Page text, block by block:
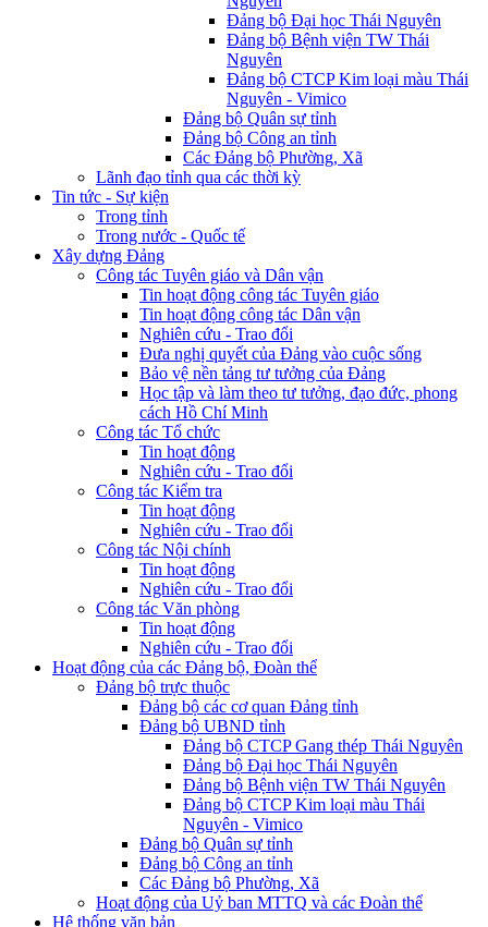
Đảng bộ Đại học Thái Nguyên
Đảng bộ Bệnh viện TW Thái
Nguyên
Đảng bộ CTCP Kim loại màu Thái
Nguyên - Vimico
Đảng bộ Quân sự tỉnh
Đảng bộ Công an tỉnh
Các Đảng bộ Phường, Xã
Lãnh đạo tỉnh qua các thời kỳ
Tin tức - Sự kiện
Trong tỉnh
Trong nước - Quốc tế
Xây dựng Đảng
Công tác Tuyên giáo và Dân vận
Tin hoạt động công tác Tuyên giáo
Tin hoạt động công tác Dân vận
Nghiên cứu - Trao đổi
Đưa nghị quyết của Đảng vào cuộc sống
Bảo vệ nền tảng tư tưởng của Đảng
Học tập và làm theo tư tưởng, đạo đức, phong
cách Hồ Chí Minh
Công tác Tổ chức
Tin hoạt động
Nghiên cứu - Trao đổi
Công tác Kiểm tra
Tin hoạt động
Nghiên cứu - Trao đổi
Công tác Nội chính
Tin hoạt động
Nghiên cứu - Trao đổi
Công tác Văn phòng
Tin hoạt động
Nghiên cứu - Trao đổi
Hoạt động của các Đảng bộ, Đoàn thể
Đảng bộ trực thuộc
Đảng bộ các cơ quan Đảng tỉnh
Đảng bộ UBND tỉnh
Đảng bộ CTCP Gang thép Thái Nguyên
Đảng bộ Đại học Thái Nguyên
Đảng bộ Bệnh viện TW Thái Nguyên
Đảng bộ CTCP Kim loại màu Thái
Nguyên - Vimico
Đảng bộ Quân sự tỉnh
Đảng bộ Công an tỉnh
Các Đảng bộ Phường, Xã
Hoạt động của Uỷ ban MTTQ và các Đoàn thể
Hệ thống văn bản